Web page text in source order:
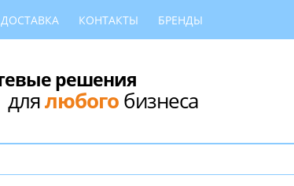
ДОСТАВКА КОНТАКТЫ БРЕНДЫ
решения
длялюбогобизнеса